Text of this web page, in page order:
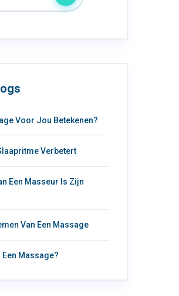
Voor Jou Betekenen?
Verbetert
Een Masseur Is Zijn
Van Een Massage
Massage?